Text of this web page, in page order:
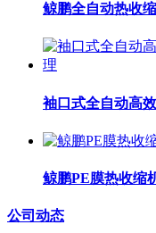
鲸鹏全自动热收
袖口式全自动高
鲸鹏PE膜热收缩
公司动态